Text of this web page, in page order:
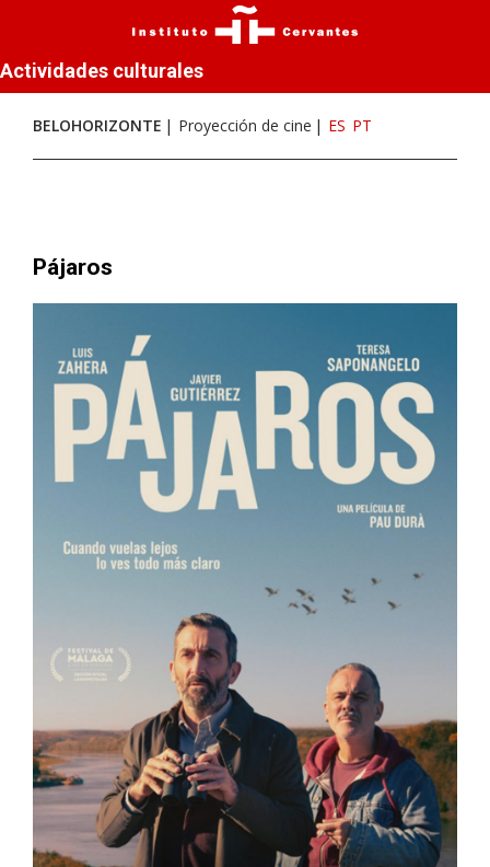
Actividades culturales
BELOHORIZONTE Proyección de cine ES PT
Pájaros